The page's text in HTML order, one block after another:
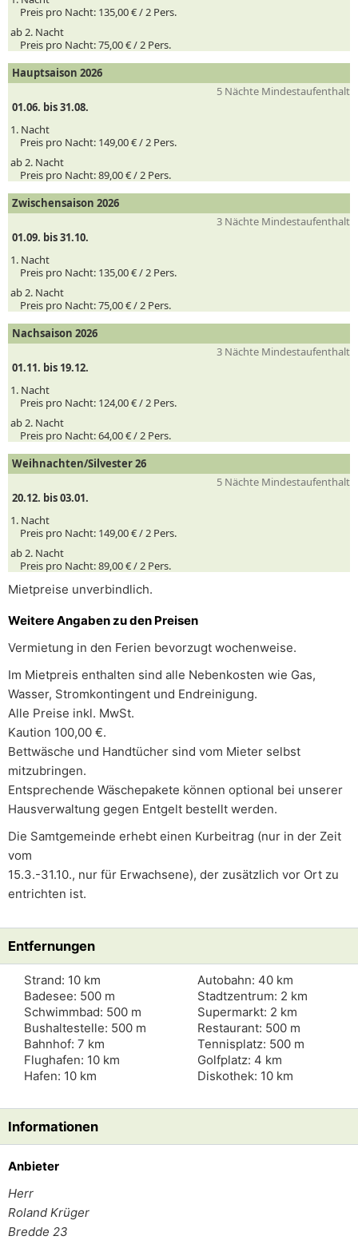
Preis pro Nacht: 135,00 € /2 Pers.
ab 2. Nacht
Preis pro Nacht:75,00 € /2 Pers.
Hauptsaison 2026
5 Nächte Mindestaufenthalt
01.06. bis 31.08.
1. Nacht
Preis pro Nacht: 149,00 € /2 Pers.
ab 2. Nacht
Preis pro Nacht:89,00 € /2 Pers.
Zwischensaison 2026
3 Nächte Mindestaufenthalt
01.09. bis 31.10.
1. Nacht
Preis pro Nacht: 135,00 € /2 Pers.
ab 2. Nacht
Preis pro Nacht:75,00 € /2 Pers.
Nachsaison 2026
3 Nächte Mindestaufenthalt
01.11. bis 19.12.
1. Nacht
Preis pro Nacht: 124,00 € /2 Pers.
ab 2. Nacht
Preis pro Nacht:64,00 € /2 Pers.
Weihnachten/Silvester 26
5 Nächte Mindestaufenthalt
20.12. bis 03.01.
1. Nacht
Preis pro Nacht: 149,00 € /2 Pers.
ab 2. Nacht
Preis pro Nacht:89,00 € /2 Pers.
Mietpreise unverbindlich.
Weitere Angaben zu den Preisen
Vermietung in den Ferien bevorzugt wochenweise.
Im Mietpreis enthalten sind alle Nebenkosten wie Gas,
Wasser, Stromkontingent und Endreinigung.
Alle Preise inkl. MwSt.
Kaution 100,00 €.
Bettwäsche und Handtücher sind vom Mieter selbst
mitzubringen.
Entsprechende Wäschepakete können optional bei unserer
Hausverwaltung gegen Entgelt bestellt werden.
Die Samtgemeinde erhebt einen Kurbeitrag (nur in der Zeit
vom
15.3.-31.10., nur für Erwachsene), der zusätzlich vor Ort zu
entrichten ist.
Entfernungen
Strand: 10 km
Badesee: 500 m
Schwimmbad: 500 m
Bushaltestelle: 500 m
Bahnhof: 7 km
Flughafen: 10 km
Hafen: 10 km
Autobahn: 40 km
Stadtzentrum: 2 km
Supermarkt: 2 km
Restaurant: 500 m
Tennisplatz: 500 m
Golfplatz: 4 km
Diskothek: 10 km
Informationen
Anbieter
Herr
Roland Krüger
Bredde 23